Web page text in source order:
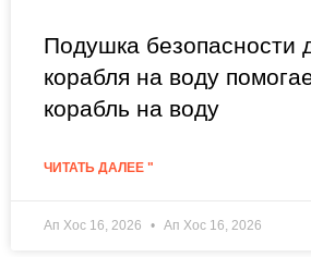
Подушка безопасности
корабля на воду
корабль на воду
ЧИТАТЬ ДАЛЕЕ "
Ап Хос 16, 2026 Ап Хос 16, 2026